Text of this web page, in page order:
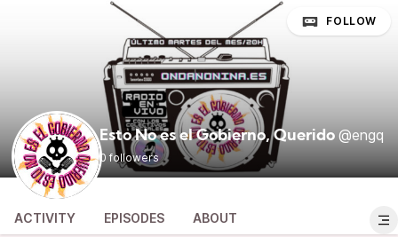
Esto No es el Gobierno, Querido @engq
0 followers
FOLLOW
ACTIVITY EPISODES ABOUT